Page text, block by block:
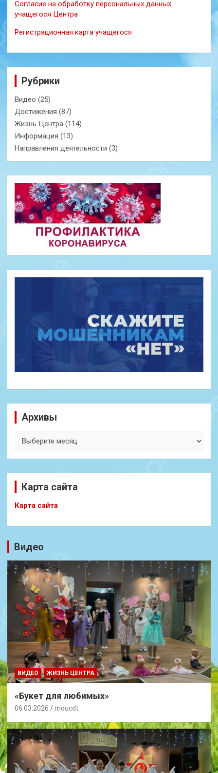
Согласие на обработку персональных данных
учащегося Центра
Регистрационная карта учащегося
Рубрики
Видео (25)
Достижения (87)
Жизнь Центра (114)
Информация (13)
Направления деятельности (3)
Архивы
Карта сайта
Карта сайта
Видео
ВИДЕО ЖИЗНЬ ЦЕНТРА
«Букет для любимых»
06.03.2026 moucdt